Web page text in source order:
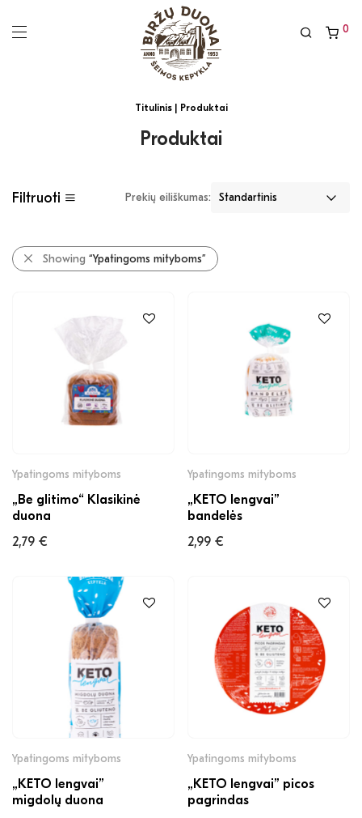
0
Titulinis | Produktai
Produktai
Filtruoti Prekių eiliškumas:
Showing “Ypatingoms mityboms”
Ypatingoms mityboms
„Be glitimo“ Klasikinė
duona
2,79 €
Ypatingoms mityboms
„KETO lengvai”
bandelės
2,99 €
Ypatingoms mityboms
„KETO lengvai”
migdolų duona
Ypatingoms mityboms
„KETO lengvai” picos
pagrindas